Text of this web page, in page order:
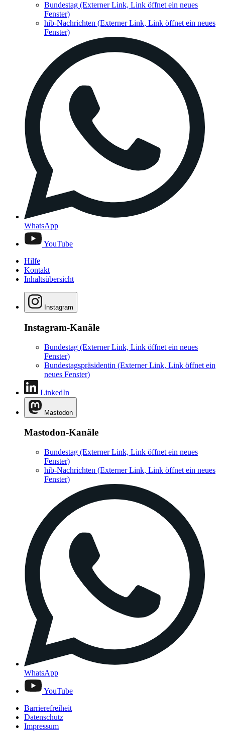
Bundestag (Externer Link, Link öffnet ein neues
Fenster)
hib-Nachrichten (Externer Link, Link öffnet ein neues
Fenster)
WhatsApp
YouTube
Hilfe
Kontakt
Inhaltsübersicht
Instagram
Instagram-Kanäle
Bundestag (Externer Link, Link öffnet ein neues
Fenster)
Bundestagspräsidentin (Externer Link, Link öffnet ein
neues Fenster)
LinkedIn
Mastodon
Mastodon-Kanäle
Bundestag (Externer Link, Link öffnet ein neues
Fenster)
hib-Nachrichten (Externer Link, Link öffnet ein neues
Fenster)
WhatsApp
YouTube
Barrierefreiheit
Datenschutz
Impressum